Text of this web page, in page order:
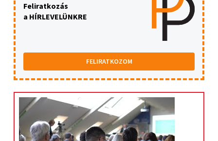
Feliratkozás
a HÍRLEVELÜNKRE
FELIRATKOZOM